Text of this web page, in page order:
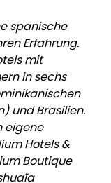
spanische
Erfahrung.
mit
in sechs
und Brasilien.
eigene
Hotels &
Boutique